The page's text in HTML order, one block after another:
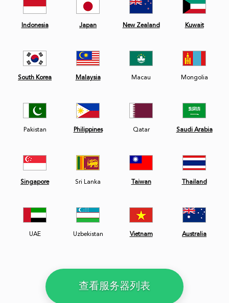
Indonesia Japan New Zealand Kuwait
South Korea Malaysia Macau Mongolia
Pakistan Philippines Qatar Saudi Arabia
Singapore Sri Lanka Taiwan Thailand
UAE Uzbekistan Vietnam Australia
查看服务器列表